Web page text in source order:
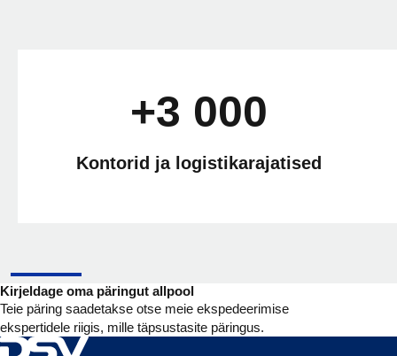
+3 000
Kontorid ja logistikarajatised
Kirjeldage oma päringut allpool
Teie päring saadetakse otse meie ekspedeerimise
ekspertidele riigis, mille täpsustasite päringus.